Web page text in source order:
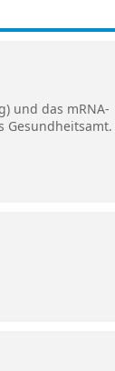
und das mRNA-
Gesundheitsamt.